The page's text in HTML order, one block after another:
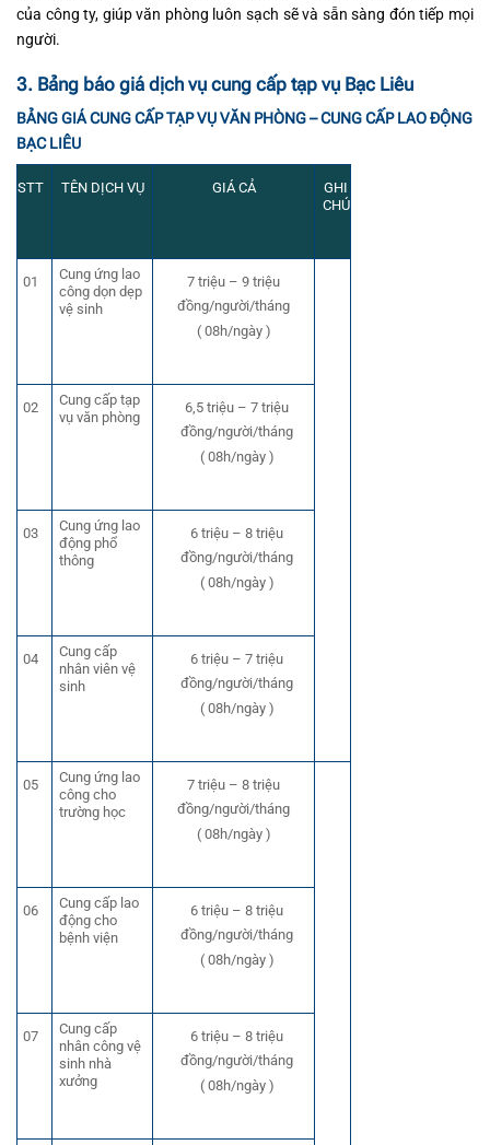
của công ty, giúp văn phòng luôn sạch sẽ và sẵn sàng đón tiếp mọi
người.
3. Bảng báo giá dịch vụ cung cấp tạp vụ Bạc Liêu
BẢNG GIÁ CUNG CẤP TẠP VỤ VĂN PHÒNG – CUNG CẤP LAO ĐỘNG
BẠC LIÊU
STT TÊN DỊCH VỤ GIÁ CẢ
GHI
CHÚ
01
Cung ứng lao
công dọn dẹp
vệ sinh
7 triệu – 9 triệu
đồng/người/tháng
( 08h/ngày )
02
Cung cấp tạp
vụ văn phòng
6,5 triệu – 7 triệu
đồng/người/tháng
( 08h/ngày )
03
Cung ứng lao
động phổ
thông
6 triệu – 8 triệu
đồng/người/tháng
( 08h/ngày )
04
Cung cấp
nhân viên vệ
sinh
6 triệu – 7 triệu
đồng/người/tháng
( 08h/ngày )
05
Cung ứng lao
công cho
trường học
7 triệu – 8 triệu
đồng/người/tháng
( 08h/ngày )
06
Cung cấp lao
động cho
bệnh viện
6 triệu – 8 triệu
đồng/người/tháng
( 08h/ngày )
07
Cung cấp
nhân công vệ
sinh nhà
xưởng
6 triệu – 8 triệu
đồng/người/tháng
( 08h/ngày )